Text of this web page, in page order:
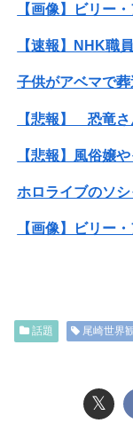
【速報】NHK職
【訃報】人気
【速報】ジャン
話題 尾崎世界
𝕏